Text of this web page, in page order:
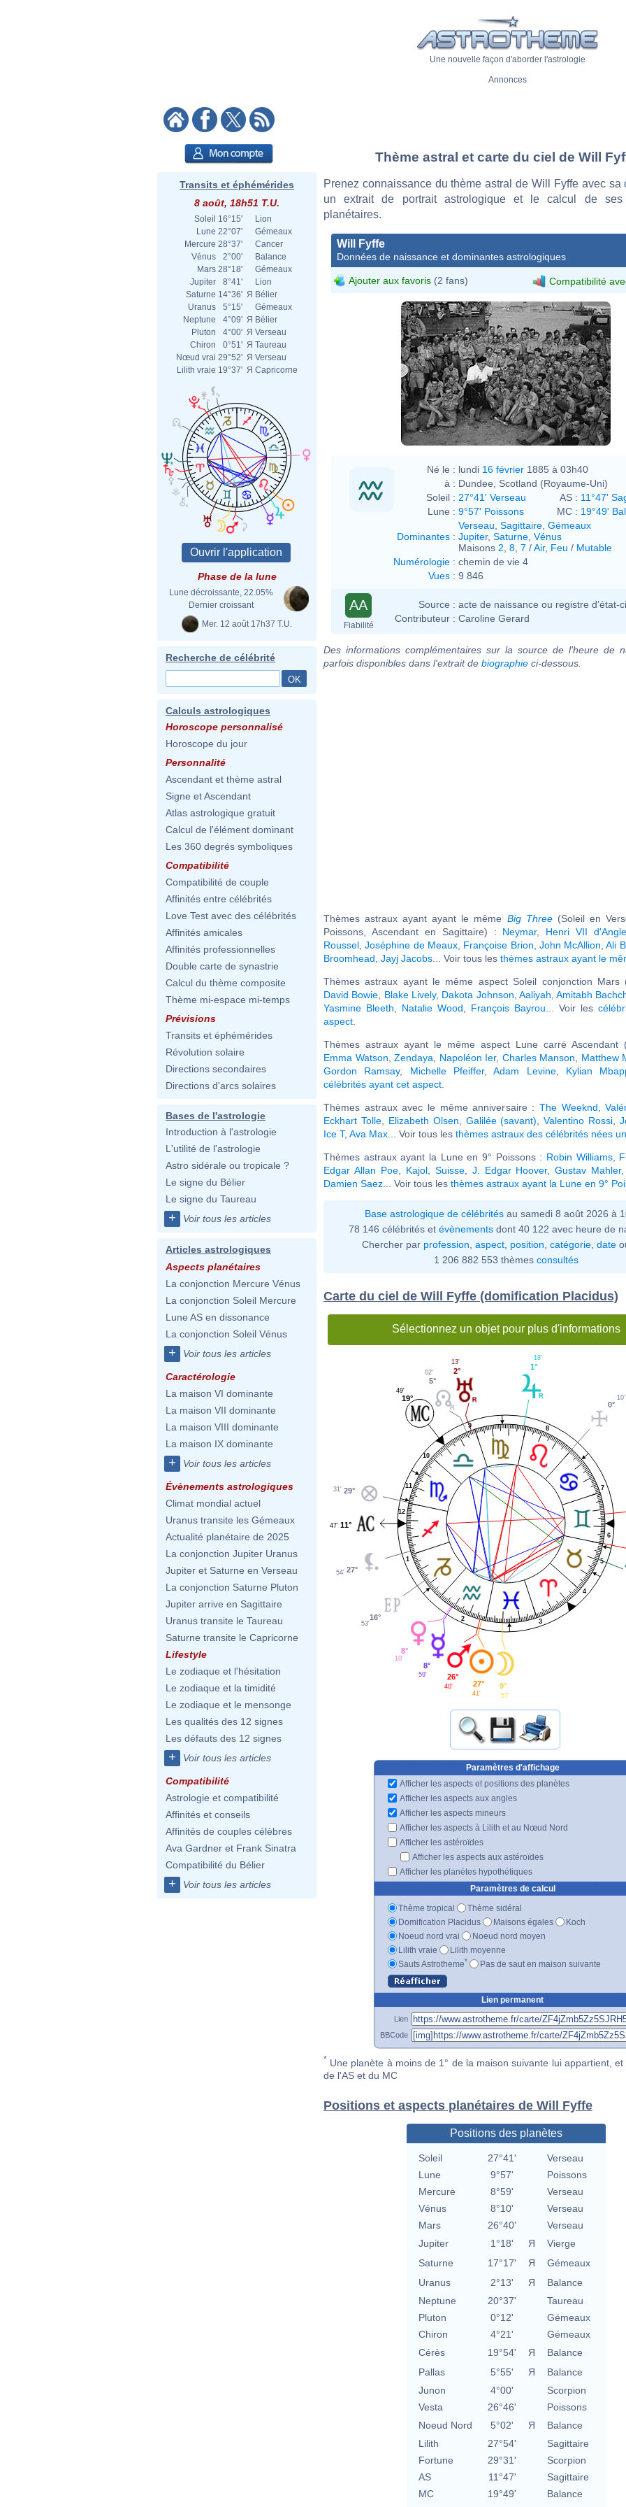
Une nouvelle façon d'aborder l'astrologie
Annonces
Transits et éphémérides
8 août, 18h51 T.U.
Soleil 16°15'
Lion
Lune 22°07'
Gémeaux
Mercure 28°37'
Cancer
Vénus
2°00'
Balance
Mars 28°18'
Gémeaux
Jupiter
8°41'
Lion
Saturne 14°36' Я Bélier
Uranus
5°15'
Gémeaux
Neptune
4°09' Я Bélier
Pluton
4°00' Я Verseau
Chiron
0°51' Я Taureau
Nœud vrai 29°52' Я Verseau
Lilith vraie 19°37' Я Capricorne
Phase de la lune
Lune décroissante, 22.05%
Dernier croissant
Mer. 12 août 17h37 T.U.
Recherche de célébrité
Calculs astrologiques
Horoscope personnalisé
Horoscope du jour
Personnalité
Ascendant et thème astral
Signe et Ascendant
Atlas astrologique gratuit
Calcul de l'élément dominant
Les 360 degrés symboliques
Compatibilité
Compatibilité de couple
Affinités entre célébrités
Love Test avec des célébrités
Affinités amicales
Affinités professionnelles
Double carte de synastrie
Calcul du thème composite
Thème mi-espace mi-temps
Prévisions
Transits et éphémérides
Révolution solaire
Directions secondaires
Directions d'arcs solaires
Bases de l'astrologie
Introduction à l'astrologie
L'utilité de l'astrologie
Astro sidérale ou tropicale ?
Le signe du Bélier
Le signe du Taureau
+ Voir tous les articles
Articles astrologiques
Aspects planétaires
La conjonction Mercure Vénus
La conjonction Soleil Mercure
Lune AS en dissonance
La conjonction Soleil Vénus
+ Voir tous les articles
Caractérologie
La maison VI dominante
La maison VII dominante
La maison VIII dominante
La maison IX dominante
+ Voir tous les articles
Évènements astrologiques
Climat mondial actuel
Uranus transite les Gémeaux
Actualité planétaire de 2025
La conjonction Jupiter Uranus
Jupiter et Saturne en Verseau
La conjonction Saturne Pluton
Jupiter arrive en Sagittaire
Uranus transite le Taureau
Saturne transite le Capricorne
Lifestyle
Le zodiaque et l'hésitation
Le zodiaque et la timidité
Le zodiaque et le mensonge
Les qualités des 12 signes
Les défauts des 12 signes
+ Voir tous les articles
Compatibilité
Astrologie et compatibilité
Affinités et conseils
Affinités de couples célèbres
Ava Gardner et Frank Sinatra
Compatibilité du Bélier
+ Voir tous les articles
Thème astral et carte du ciel de Will
Prenez connaissance du thème astral de Will Fyffe avec sa
un extrait de portrait astrologique et le calcul de ses
planétaires.
Will Fyffe
Données de naissance et dominantes astrologiques
Ajouter aux favoris (2 fans) Compatibilité
This is
photograph
CNA 964
from the
collections
of the
Imperial
War
Museums.
Né le : lundi 16 février 1885 à 03h40
à : Dundee, Scotland (Royaume-Uni)
Soleil : 27°41' Verseau AS : 11°47'
Lune : 9°57' Poissons MC : 19°49'
Dominantes :
Verseau Sagittaire Gémeaux
Jupiter, Saturne Vénus
Maisons 2 8 7 /Air, Feu / Mutable
Numérologie : chemin de vie 4
Vues : 9 846
AA
Fiabilité
Source : acte de naissance ou registre d'état-
Contributeur : Caroline Gerard
Des informations complémentaires sur la source de l'heure de
parfois disponibles dans l'extrait de biographie ci-dessous.
Thèmes astraux ayant ayant le même Big Three(Soleil en
Poissons, Ascendant en Sagittaire) : Neymar, Henri VII
Roussel ,Joséphine de Meaux, Françoise Brion John McAllion ,Ali
Broomhead Jayj Jacobs ... Voir tous les thèmes astraux ayant le
Thèmes astraux ayant le même aspect Soleil conjonction Mars
David Bowie
Blake Lively, Dakota Johnson Aaliyah ,Amitabh
Yasmine Bleeth
Natalie Wood François Bayrou ... Voir les
aspect
Thèmes astraux ayant le même aspect Lune carré Ascendant
Emma Watson Zendaya Napoléon Ier, Charles Manson Matthew
Gordon Ramsay, Michelle Pfeiffer,Adam Levine, Kylian
célébrités ayant cet aspect
Thèmes astraux avec le même anniversaire : The Weeknd ,
Eckhart Tolle, Elizabeth Olsen Galilée (savant) ,Valentino Rossi ,
Ice T, Ava Max ... Voir tous les thèmes astraux des célébrités nées
Thèmes astraux ayant la Lune en 9° Poissons : Robin Williams,
Edgar Allan Poe, Kajol, Suisse, J. Edgar Hoover,Gustav Mahler,
Damien Saez ... Voir tous les thèmes astraux ayant la Lune en 9°
Base astrologique de célébritésau samedi 8 août 2026 à
78 146 célébrités et évènements dont 40 122 avec heure de
Chercher par profession aspect position catégorie date
1 206 882 553 thèmes consultés
Carte du ciel de Will Fyffe (domification Placidus)
Sélectionnez un objet pour plus d'informations
1
2 3
4
5
6
7
8
9
10
11
12
0°
10'
1°
18'
2°
13'
5°
02'
19°
49'
29°
31'
11°
47'
27°
54'
16°
53'
8°
10'
8°
59' 26°
40' 27°
41'
9°
57'
Paramètres d'affichage
Afficher les aspects et positions des planètes
Afficher les aspects aux angles
Afficher les aspects mineurs
Afficher les aspects à Lilith et au Nœud Nord
Afficher les astéroïdes
Afficher les aspects aux astéroïdes
Afficher les planètes hypothétiques
Paramètres de calcul
Thème tropical
Thème sidéral
Domification Placidus
Maisons égales
Koch
Noeud nord vrai
Noeud nord moyen
Lilith vraie
Lilith moyenne
Sauts Astrotheme* Pas de saut en maison suivante
Lien permanent
Lien
BBCode
* Une planète à moins de 1° de la maison suivante lui appartient, et
de l'AS et du MC
Positions et aspects planétaires de Will Fyffe
Positions des planètes
Soleil 27°41'
Verseau
Lune
9°57'
Poissons
Mercure
8°59'
Verseau
Vénus
8°10'
Verseau
Mars
26°40'
Verseau
Jupiter
1°18' Я
Vierge
Saturne
17°17' Я
Gémeaux
Uranus
2°13' Я
Balance
Neptune
20°37'
Taureau
Pluton
0°12'
Gémeaux
Chiron
4°21'
Gémeaux
Cérès
19°54' Я
Balance
Pallas
5°55' Я
Balance
Junon
4°00'
Scorpion
Vesta
26°46'
Poissons
Noeud Nord
5°02' Я
Balance
Lilith
27°54'
Sagittaire
Fortune
29°31'
Scorpion
AS
11°47'
Sagittaire
MC
19°49' Balance